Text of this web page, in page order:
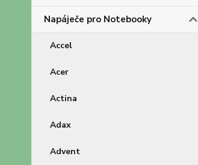
Napáječe pro Notebooky
Accel
Acer
Actina
Adax
Advent